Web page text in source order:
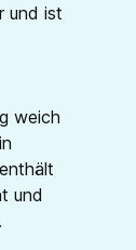
und ist
weich
und